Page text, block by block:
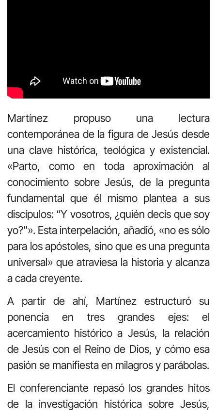
Martínez propuso una lectura
contemporánea de la figura de Jesús desde
una clave histórica, teológica y existencial.
«Parto, como en toda aproximación al
conocimiento sobre Jesús, de la pregunta
fundamental que él mismo plantea a sus
discípulos: “Y vosotros, ¿quién decís que soy
yo?”». Esta interpelación, añadió, «no es sólo
para los apóstoles, sino que es una pregunta
universal» que atraviesa la historia y alcanza
a cada creyente.
A partir de ahí, Martínez estructuró su
ponencia en tres grandes ejes: el
acercamiento histórico a Jesús, la relación
de Jesús con el Reino de Dios, y cómo esa
pasión se manifiesta en milagros y parábolas.
El conferenciante repasó los grandes hitos
de la investigación histórica sobre Jesús,